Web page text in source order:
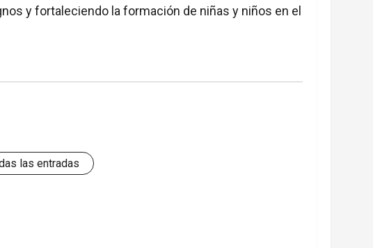
y fortaleciendo la formación de niñas y niños en el
las entradas